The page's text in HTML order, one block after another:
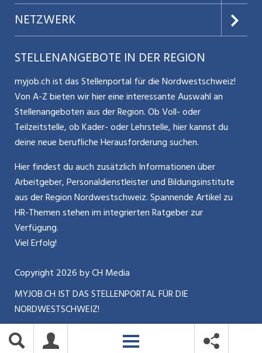
Datenschutz
Nutzungsbedingungen
Glossar
Kontakt
Impressum
Jobs verwalten
Benutzermanual
Bewerber-Cockpit
Teilzeit / Flexible Arbeitsmodelle
Mitarbeiter 50+ / Pensionierung
Karriere allgemein
Führung
Bewerbung / Neuorientierung
Aktionen / News
NETZWERK
Aargauerzeitung.ch
CH Media
ostjob.ch
zentraljob.ch
jobbasel.ch
jobbern.ch
jobmittelland.ch
jobzüri.ch
schaffu.ch (VS)
ajourjob.ch
STELLENANGEBOTE IN DER REGION
myjob.ch ist das Stellenportal für die Nordwestschweiz!
Von A-Z bieten wir hier eine interessante Auswahl an
Stellenangeboten aus der Region. Ob Voll- oder
Teilzeitstelle, ob Kader- oder Lehrstelle, hier kannst du
deine neue berufliche Herausforderung suchen.
Hier findest du auch zusätzlich Informationen über
Arbeitgeber, Personaldienstleister und Bildungsinstitute
aus der Region Nordwestschweiz. Spannende Artikel zu
HR-Themen stehen im integrierten Ratgeber zur
Verfügung.
Viel Erfolg!
Copyright 2026by CH Media
MYJOB.CH IST DAS STELLENPORTAL FÜR DIE
NORDWESTSCHWEIZ!